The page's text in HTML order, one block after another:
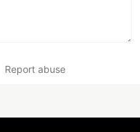
Report abuse